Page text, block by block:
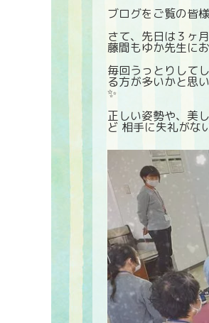
ブログをご覧の皆
さて、先日は３ヶ
藤間もゆか先生に
毎回うっとりして
る方が多いかと思
✨
正しい姿勢や、美
ど 相手に失礼がな